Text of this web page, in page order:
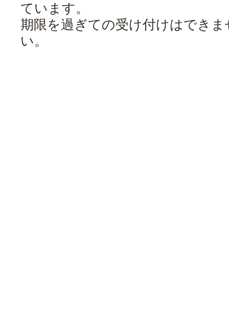
ています。
期限を過ぎての受け付けはでき
い。